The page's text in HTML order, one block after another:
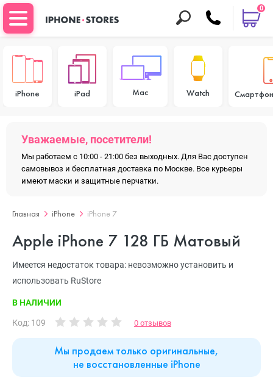
0
iPhone iPad Mac Watch
Уважаемые, посетители!
Мы работаем с 10:00 - 21:00 без выходных. Для Вас доступен
самовывоз и бесплатная доставка по Москве. Все курьеры
имеют маски и защитные перчатки.
Главная iPhone iPhone 7
Apple iPhone 7 128 ГБ Матовый
Имеется недостаток товара: невозможно установить и
использовать RuStore
В НАЛИЧИИ
Код: 109 0 отзывов
Мы продаем только оригинальные,
не восстановленные iPhone